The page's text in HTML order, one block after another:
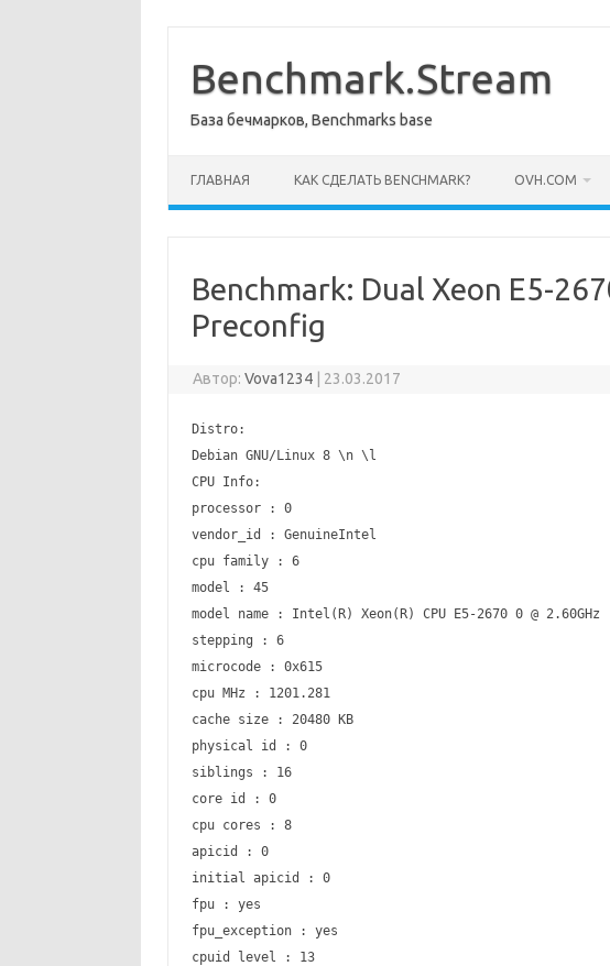
содержимому
Benchmark.Stream
База бечмарков, Benchmarks base
ГЛАВНАЯ КАК СДЕЛАТЬ BENCHMARK? OVH.COM
Benchmark: Dual Xeon E5-
Preconfig
Автор:Vova1234 23.03.2017
Distro:
Debian GNU/Linux 8 \n \l
CPU Info:
processor : 0
vendor_id : GenuineIntel
cpu family : 6
model : 45
model name : Intel(R) Xeon(R) CPU E5-2670 0 @ 2.60GHz
stepping : 6
microcode : 0x615
cpu MHz : 1201.281
cache size : 20480 KB
physical id : 0
siblings : 16
core id : 0
cpu cores : 8
apicid : 0
initial apicid : 0
fpu : yes
fpu_exception : yes
cpuid level : 13